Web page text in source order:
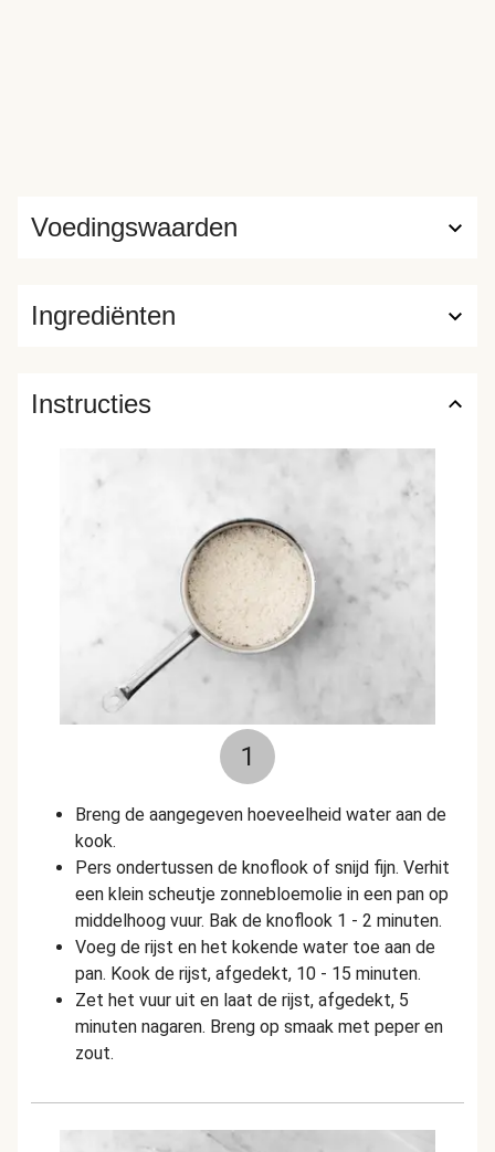
Ingrediënten
Voedingswaarden
Instructies
1
Breng de aangegeven hoeveelheid water aan de
kook.
Pers ondertussen de knoflook of snijd fijn. Verhit
een klein scheutje zonnebloemolie in een pan op
middelhoog vuur. Bak de knoflook 1 - 2 minuten.
Voeg de rijst en het kokende water toe aan de
pan. Kook de rijst, afgedekt, 10 - 15 minuten.
Zet het vuur uit en laat de rijst, afgedekt, 5
minuten nagaren. Breng op smaak met peper en
zout.